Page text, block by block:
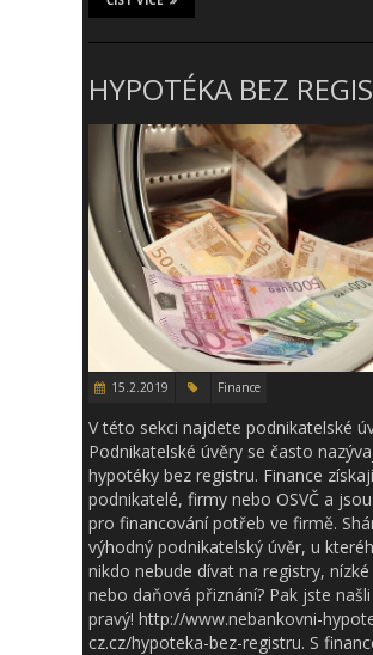
HYPOTÉKA BEZ
15.2.2019 Finance
V této sekci najdete podnikatelské
Podnikatelské úvěry se často
hypotéky bez registru. Finance
podnikatelé, firmy nebo OSVČ a
pro financování potřeb ve firmě.
výhodný podnikatelský úvěr, u
nikdo nebude dívat na registry,
nebo daňová přiznání? Pak jste
pravý! http://www.nebankovni-
cz.cz/hypoteka-bez-registru. S